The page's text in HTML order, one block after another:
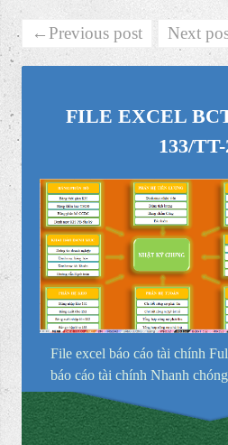
←Previous post Next
FILE EXCEL
133/
File excel báo cáo tài chính
báo cáo tài chính Nhanh